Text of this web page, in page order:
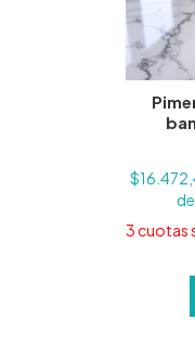
3cuotas